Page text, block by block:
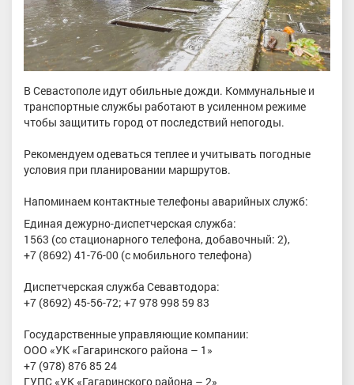
В Севастополе идут обильные дожди. Коммунальные и
транспортные службы работают в усиленном режиме
чтобы защитить город от последствий непогоды.
Рекомендуем одеваться теплее и учитывать погодные
условия при планировании маршрутов.
Напоминаем контактные телефоны аварийных служб:
Единая дежурно-диспетчерская служба:
1563 (со стационарного телефона, добавочный: 2),
+7 (8692) 41-76-00 (с мобильного телефона)
Диспетчерская служба Севавтодора:
+7 (8692) 45-56-72; +7 978 998 59 83
Государственные управляющие компании:
ООО «УК «Гагаринского района – 1»
+7 (978) 876 85 24
ГУПС «УК «Гагаринского района – 2»